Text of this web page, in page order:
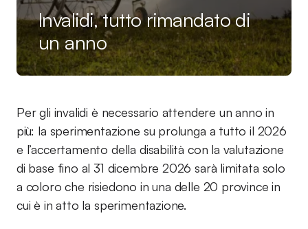
Invalidi, tutto rimandato di
un anno
Per gli invalidi è necessario attendere un anno in
più: la sperimentazione su prolunga a tutto il 2026
e l’accertamento della disabilità con la valutazione
di base fino al 31 dicembre 2026 sarà limitata solo
a coloro che risiedono in una delle 20 province in
cui è in atto la sperimentazione.